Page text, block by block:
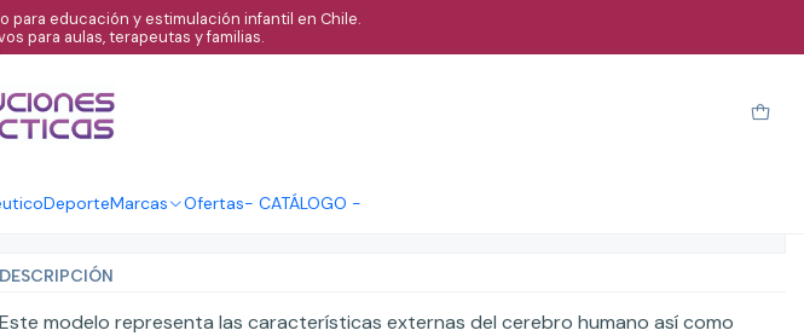
DeporteMarcas Ofertas- CATÁLOGO -
para educación y estimulación infantil en Chile.
para aulas, terapeutas y familias.
|
Cerebro con arterias 8 partes
DESCRIPCIÓN
Este modelo representa las características externas del cerebro humano así como